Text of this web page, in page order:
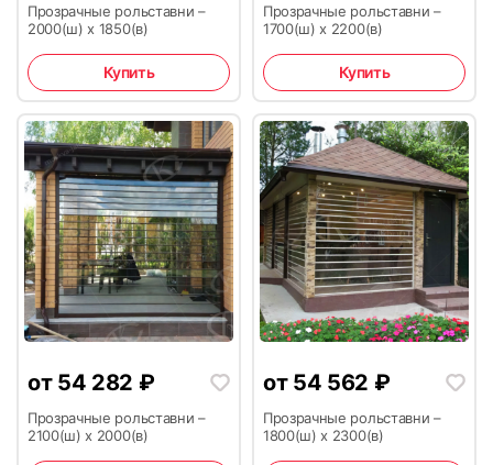
Прозрачные рольставни –
2000(ш) х 1850(в)
Купить
Прозрачные рольставни –
1700(ш) х 2200(в)
Купить
от 54 282 ₽
Прозрачные рольставни –
2100(ш) х 2000(в)
от 54 562 ₽
Прозрачные рольставни –
1800(ш) х 2300(в)